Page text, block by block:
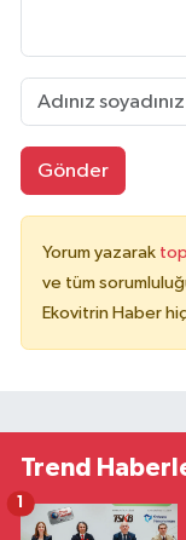
Gönder
Yorum yazarak
ve tüm
Ekovitrin Haber
Trend
1